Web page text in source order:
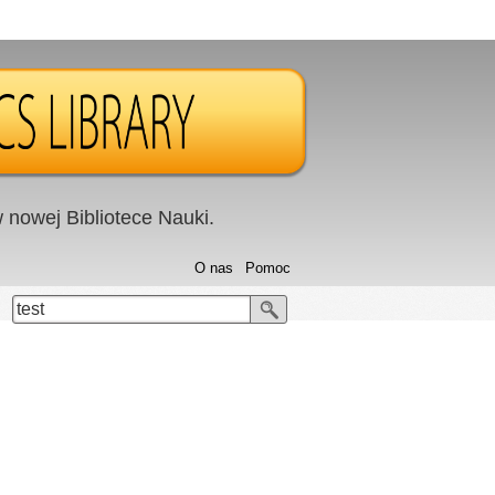
nowej Bibliotece Nauki.
Pomoc
O nas
test